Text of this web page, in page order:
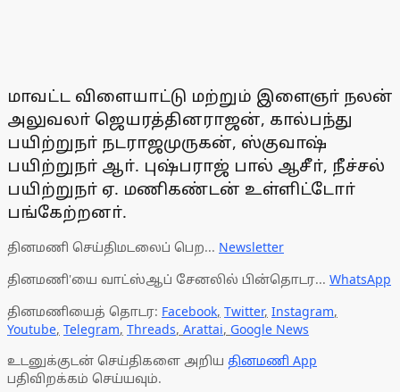
மாவட்ட விளையாட்டு மற்றும் இளைஞா் நலன்
அலுவலா் ஜெயரத்தினராஜன், கால்பந்து
பயிற்றுநா் நடராஜமுருகன், ஸ்குவாஷ்
பயிற்றுநா் ஆா். புஷ்பராஜ் பால் ஆசீா், நீச்சல்
பயிற்றுநா் ஏ. மணிகண்டன் உள்ளிட்டோா்
பங்கேற்றனா்.
தினமணி செய்திமடலைப் பெற... Newsletter
தினமணி'யை வாட்ஸ்ஆப் சேனலில் பின்தொடர... WhatsApp
தினமணியைத் தொடர: Facebook, Twitter, Instagram,
Youtube, Telegram, Threads, Arattai, Google News
உடனுக்குடன் செய்திகளை அறிய தினமணி App
பதிவிறக்கம் செய்யவும்.